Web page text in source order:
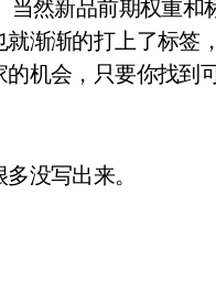
当然新品前期权重
渐渐的打上了标签
机会，只要你找到
没写出来。